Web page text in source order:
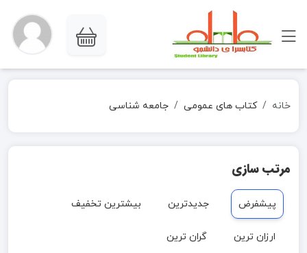
خانه کتاب های عمومی جامعه شناسی
مرتب سازی
پیشفرض جدیدترین بیشترین تخفیف
ارزان ترین گران ترین